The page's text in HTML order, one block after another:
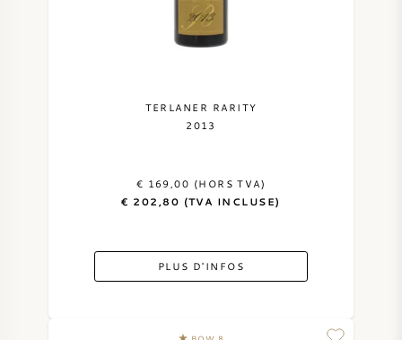
BOURGOGNE
TOSCANE
TERLANER RARITY
2013
€ 169,00 (HORS TVA)
€ 202,80 (TVA INCLUSE)
PLUS D'INFOS